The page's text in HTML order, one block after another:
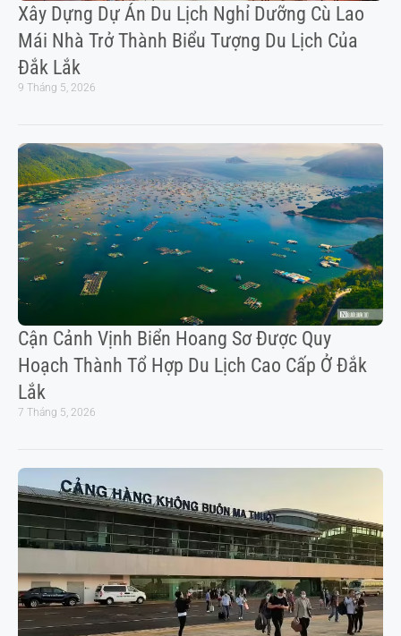
Xây Dựng Dự Án Du Lịch Nghỉ Dưỡng Cù Lao
Mái Nhà Trở Thành Biểu Tượng Du Lịch Của
Đắk Lắk
9 Tháng 5, 2026
Cận Cảnh Vịnh Biển Hoang Sơ Được Quy
Hoạch Thành Tổ Hợp Du Lịch Cao Cấp Ở Đắk
Lắk
7 Tháng 5, 2026